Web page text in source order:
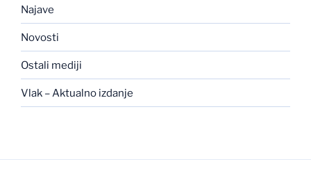
Najave
Novosti
Ostali mediji
Vlak – Aktualno izdanje